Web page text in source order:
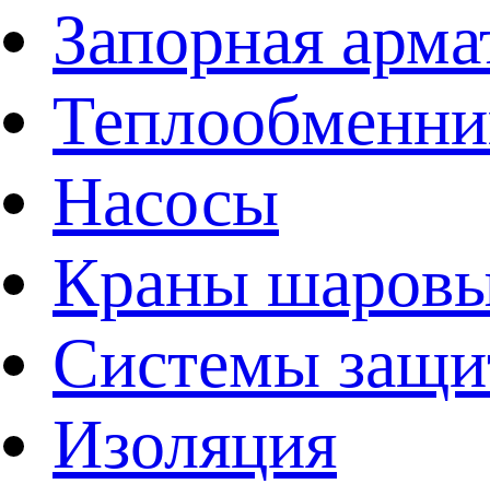
Запорная
Насосы
Краны
Системы
Изоляция